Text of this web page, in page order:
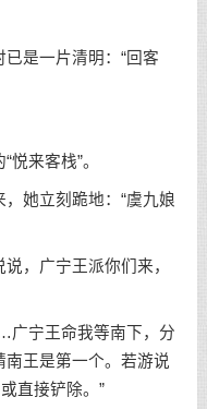
是一片清明：“回客
来客栈”。
她立刻跪地：“虞九娘
，广宁王派你们来，
宁王命我等南下，分
王是第一个。若游说
直接铲除。”